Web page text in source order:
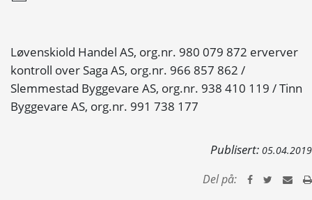
Løvenskiold Handel AS, org.nr. 980 079 872 erverver
kontroll over Saga AS, org.nr. 966 857 862 /
Slemmestad Byggevare AS, org.nr. 938 410 119 / Tinn
Byggevare AS, org.nr. 991 738 177
Publisert: 05.04.2019
Del på: